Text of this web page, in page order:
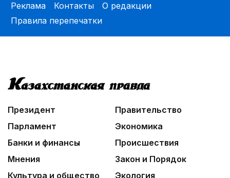
Реклама Контакты
О редакции
Правила перепечатки
Президент
Правительство
Парламент
Экономика
Банки и финансы
Происшествия
Мнения
Закон и Порядок
Культура и общество
Экология